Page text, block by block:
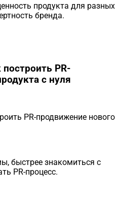
продукта для разных
бренда.
построить PR-
с нуля
PR-продвижение нового
быстрее знакомиться с
PR-процесс.